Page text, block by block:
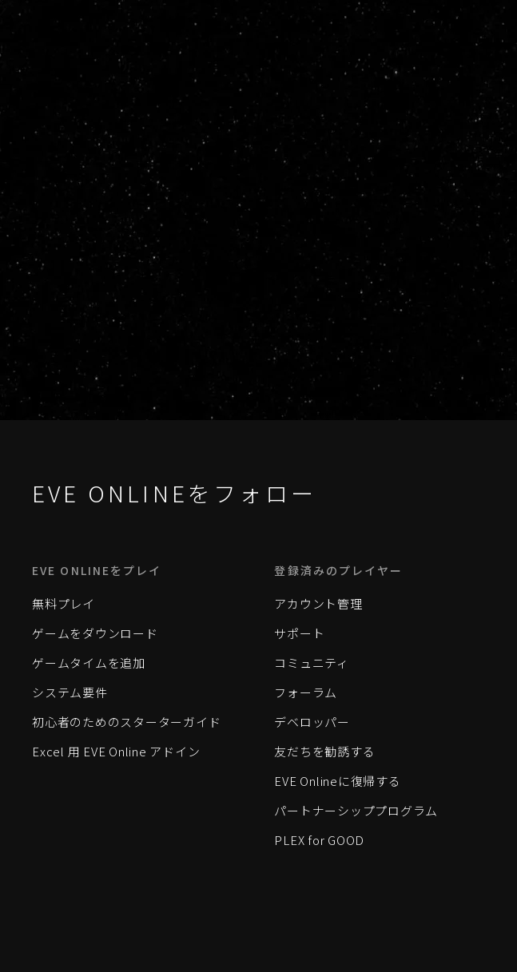
EVE ONLINEをフォロー
EVE ONLINEをプレイ
無料プレイ
ゲームをダウンロード
ゲームタイムを追加
システム要件
初心者のためのスターターガイド
Excel 用 EVE Online アドイン
登録済みのプレイヤー
アカウント管理
サポート
コミュニティ
フォーラム
デベロッパー
友だちを勧誘する
EVE Onlineに復帰する
パートナーシッププログラム
PLEX for GOOD